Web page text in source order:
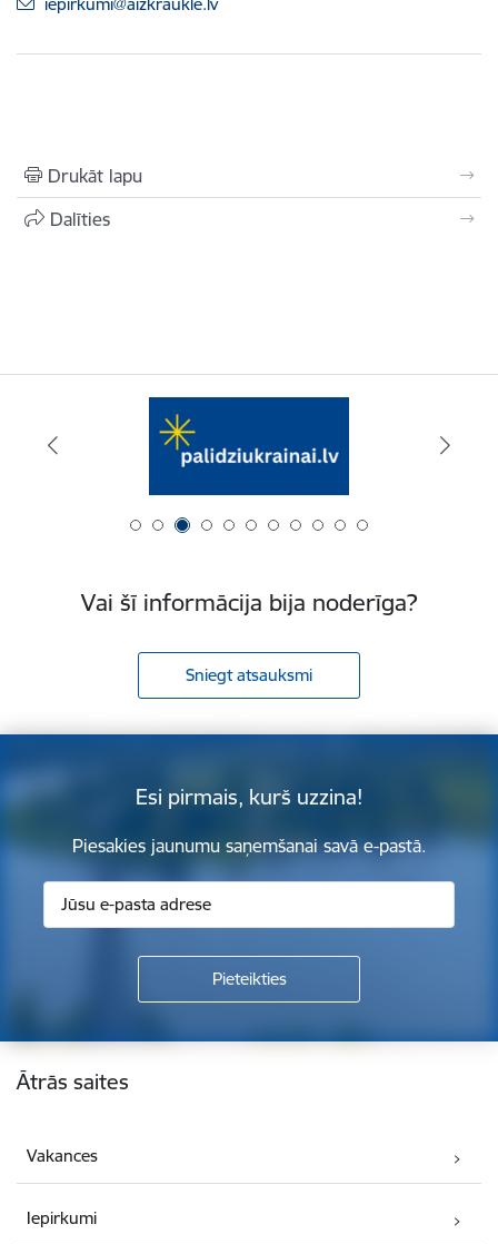
Drukāt lapu
Dalīties
Vai šī informācija bija noderīga?
Sniegt atsauksmi
Esi pirmais, kurš uzzina!
Piesakies jaunumu saņemšanai savā e-pastā.
Kājene
Ātrās saites
Vakances
Iepirkumi